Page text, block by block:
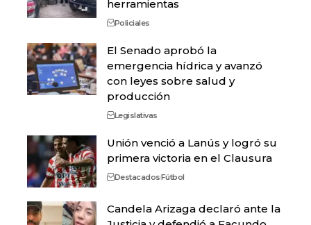
herramientas
Policiales
El Senado aprobó la
emergencia hídrica y avanzó
con leyes sobre salud y
producción
Legislativas
Unión venció a Lanús y logró su
primera victoria en el Clausura
DestacadosFútbol
Candela Arizaga declaró ante la